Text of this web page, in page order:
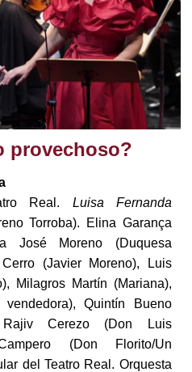
provechoso?
Real. Luisa Fernanda
Torroba). Elina Garança
José Moreno (Duquesa
(Javier Moreno), Luis
Milagros Martín (Mariana),
Quintín Bueno
Rajiv Cerezo (Don Luis
(Don Florito/Un
del Teatro Real. Orquesta